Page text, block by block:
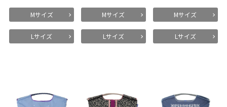
Mサイズ
Lサイズ
Mサイズ
Lサイズ
Mサイズ
Lサイズ